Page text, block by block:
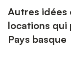
Autres idées
locations qui
Pays basque